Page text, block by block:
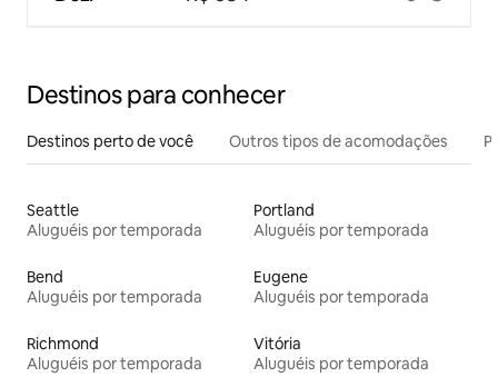
Destinos para conhecer
Destinos perto de você Outros tipos de acomodações
Seattle
Aluguéis por temporada
Portland
Aluguéis por temporada
Bend
Aluguéis por temporada
Eugene
Aluguéis por temporada
Richmond
Aluguéis por temporada
Vitória
Aluguéis por temporada